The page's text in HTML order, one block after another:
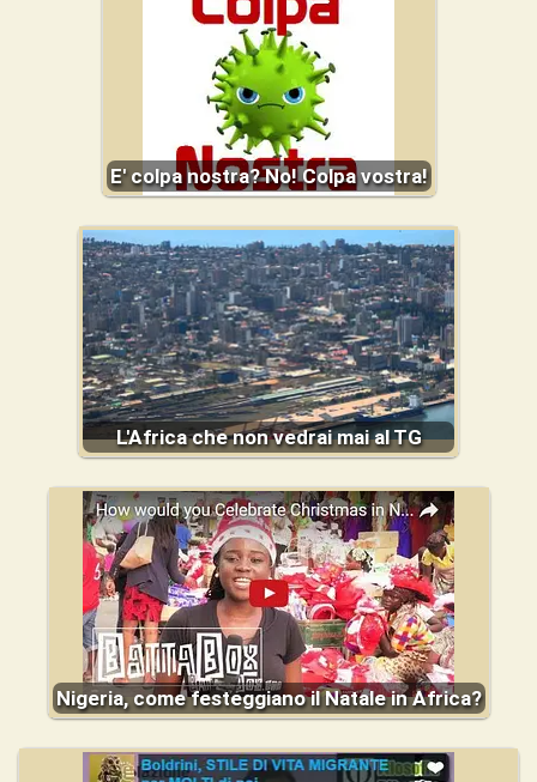
E' colpa nostra? No! Colpa vostra!
L'Africa che non vedrai mai al TG
Nigeria, come festeggiano il Natale in Africa?